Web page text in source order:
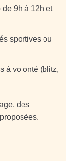
de 9h à 12h et
sportives ou
à volonté (blitz,
des